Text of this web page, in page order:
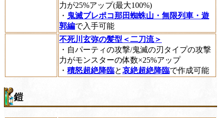
力が25%アップ(最大100%)
・ 鬼滅ブレポコ那田蜘蛛山・無限列車・遊
郭編で入手可能
不死川玄弥の髪型＜二刀流＞
・自パーティの攻撃/鬼滅の刃タイプの攻撃
力がモンスターの体数×25%アップ
・ 積怒超絶降臨と哀絶超絶降臨で作成可能
鎧